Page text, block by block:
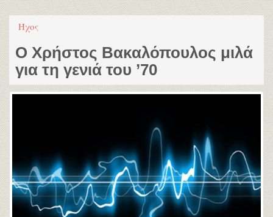
Ήχος
Ο Χρήστος Βακαλόπουλος μιλά
για τη γενιά του ’70